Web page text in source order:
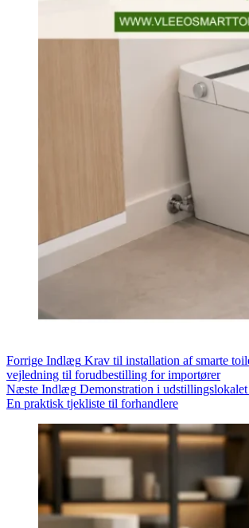
Forrige Indlæg Krav til installation af smarte
vejledning til forudbestilling for importører
Næste Indlæg Demonstration i
En praktisk tjekliste til forhandlere